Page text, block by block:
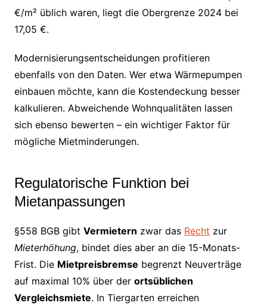
€/m² üblich waren, liegt die Obergrenze 2024 bei
17,05 €.
Modernisierungsentscheidungen profitieren
ebenfalls von den Daten. Wer etwa Wärmepumpen
einbauen möchte, kann die Kostendeckung besser
kalkulieren. Abweichende Wohnqualitäten lassen
sich ebenso bewerten – ein wichtiger Faktor für
mögliche Mietminderungen.
Regulatorische Funktion bei
Mietanpassungen
§558 BGB gibt Vermietern zwar das Recht zur
Mieterhöhung, bindet dies aber an die 15-Monats-
Frist. Die Mietpreisbremse begrenzt Neuverträge
auf maximal 10% über der ortsüblichen
Vergleichsmiete. In Tiergarten erreichen